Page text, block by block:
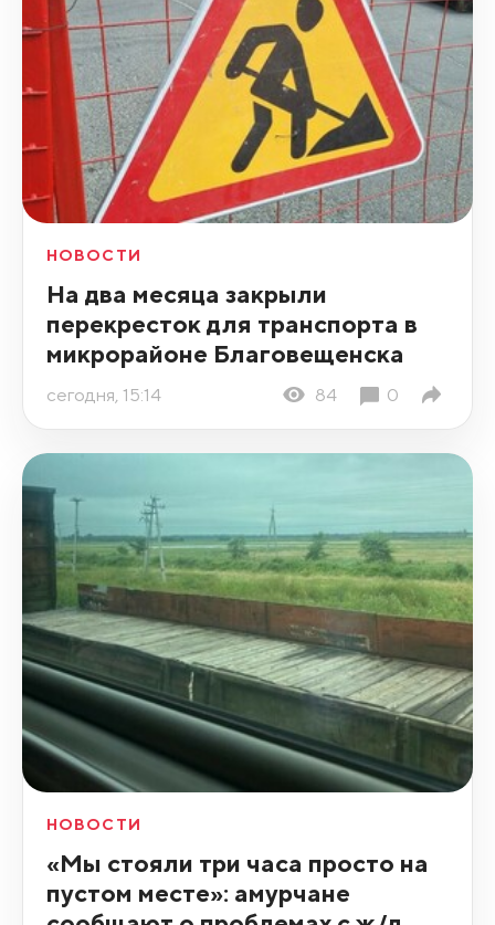
НОВОСТИ
На два месяца закрыли
перекресток для транспорта в
микрорайоне Благовещенска
сегодня, 15:14 84 0
НОВОСТИ
«Мы стояли три часа просто на
пустом месте»: амурчане